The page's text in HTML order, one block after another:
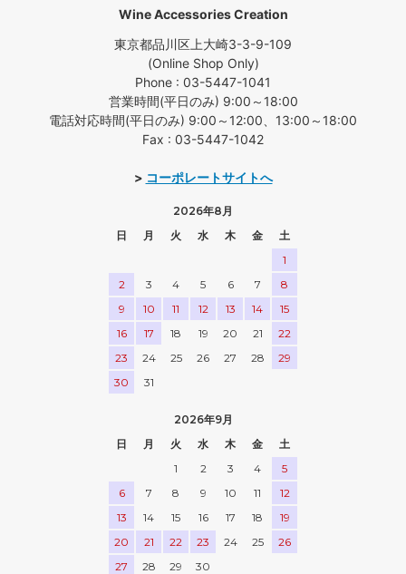
Wine Accessories Creation
東京都品川区上大崎3-3-9-109
(Online Shop Only)
Phone : 03-5447-1041
営業時間(平日のみ) 9:00～18:00
電話対応時間(平日のみ) 9:00～12:00、13:00～18:00
Fax : 03-5447-1042
> コーポレートサイトへ
2026年8月
日
月 火 水 木 金
土
1
2
3 4 5 6 7
8
9
10 11 12 13 14
15
16
17 18 19 20 21
22
23
24 25 26 27 28
29
30
31
2026年9月
日
月 火 水 木 金
土
1
2 3 4
5
6
7 8 9 10 11
12
13
14 15 16 17 18
19
20
21 22 23 24 25
26
27
28 29 30